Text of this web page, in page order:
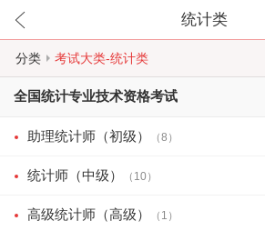
统计类
分类 考试大类-统计类
全国统计专业技术资格考试
助理统计师（初级） （8）
统计师（中级） （10）
高级统计师（高级） （1）